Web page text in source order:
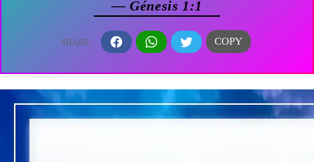
— Génesis 1:1